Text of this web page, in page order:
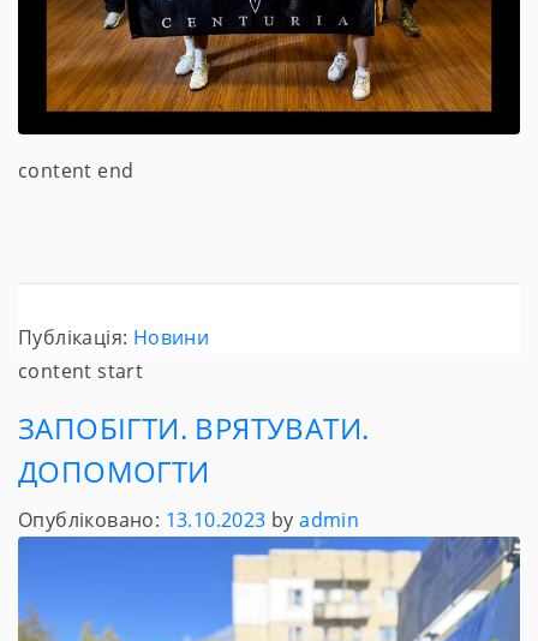
content end
Публікація: Новини
content start
ЗАПОБІГТИ. ВРЯТУВАТИ.
ДОПОМОГТИ
Опубліковано: 13.10.2023 byadmin